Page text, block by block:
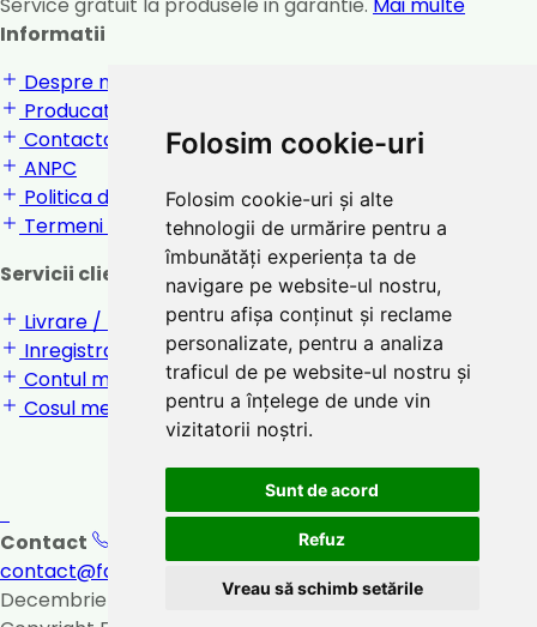
Folosim cookie-uri
Folosim cookie-uri și alte
tehnologii de urmărire pentru a
îmbunătăți experiența ta de
navigare pe website-ul nostru,
pentru afișa conținut și reclame
personalizate, pentru a analiza
traficul de pe website-ul nostru și
pentru a înțelege de unde vin
vizitatorii noștri.
Sunt de acord
Refuz
Vreau să schimb setările
Service gratuit la produsele in garantie. Mai multe
Informatii
Despre noi
Producatori
Contactati-ne
ANPC
Politica de confidentialitate
Termeni si conditii
Servicii clienti
Livrare / returnare
Inregistrare / Login
Contul meu
Cosul meu
Contact
Orar: 8:00 - 17:00
contact@farmaciasalix.ro
Decembrie 1918, nr. 6, bloc D2, jud. BistritaVezi pe harta